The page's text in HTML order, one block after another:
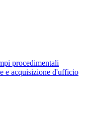
procedimentali
e acquisizione d'ufficio